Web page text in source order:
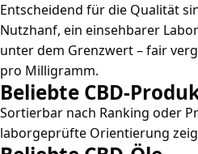
Entscheidend für die Qualität
Nutzhanf, ein einsehbarer
unter dem Grenzwert – fair
pro Milligramm.
Beliebte CBD-
Sortierbar nach Ranking oder
laborgeprüfte Orientierung